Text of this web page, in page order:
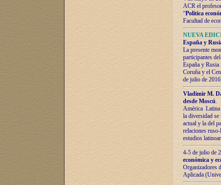
ACR el
“Política
Facultad de
NUEVA
España y
La presente
participantes
España y
Coruña y el
de julio de
Vladímir М.
desde Moscú.
América Latina
la diversidad
actual у lа del
relaciones
estudios
4-5 de julio de
económica y
Organizadores
Aplicada